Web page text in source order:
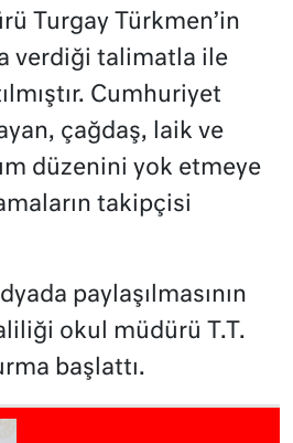
Turgay Türkmen’in
verdiği talimatla ile
Cumhuriyet
çağdaş, laik ve
düzenini yok etmeye
takipçisi
paylaşılmasının
okul müdürü T.T.
başlattı.